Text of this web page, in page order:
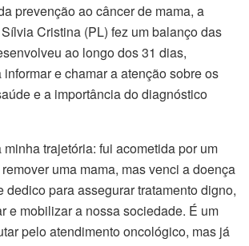
prevenção ao câncer de mama, a
Cristina (PL) fez um balanço das
ao longo dos 31 dias,
e chamar a atenção sobre os
e a importância do diagnóstico
minha trajetória: fui acometida por um
uma mama, mas venci a doença
dedico para assegurar tratamento digno,
e mobilizar a nossa sociedade. É um
pelo atendimento oncológico, mas já